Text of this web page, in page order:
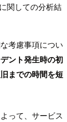
関しての分析結
考慮事項につい
ント発生時の初
までの時間を短
って、サービス